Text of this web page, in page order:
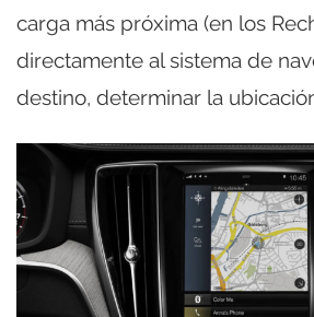
carga más próxima (en los
directamente al sistema de
destino, determinar la